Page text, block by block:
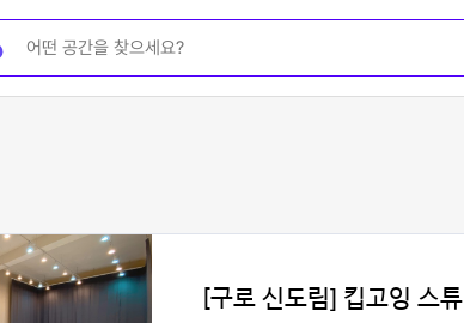
[구로 신도림] 킵고잉 스